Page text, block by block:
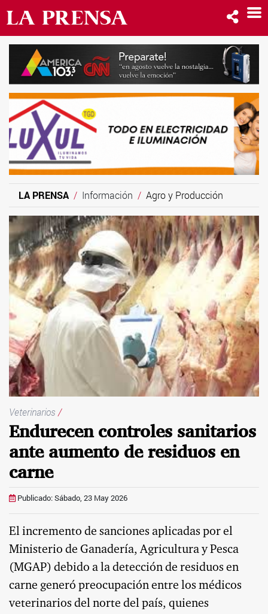
LA PRENSA Información Agro y Producción
Veterinarios /
Endurecen controles sanitarios
ante aumento de residuos en
carne
Publicado: Sábado, 23 May 2026
El incremento de sanciones aplicadas por el
Ministerio de Ganadería, Agricultura y Pesca
(MGAP) debido a la detección de residuos en
carne generó preocupación entre los médicos
veterinarios del norte del país, quienes